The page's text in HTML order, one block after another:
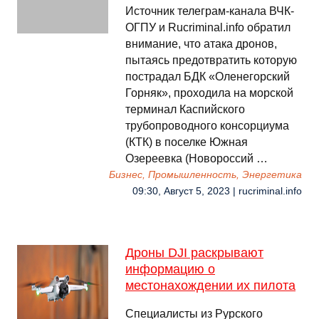
Источник телеграм-канала ВЧК-
ОГПУ и Rucriminal.info обратил
внимание, что атака дронов,
пытаясь предотвратить которую
пострадал БДК «Оленегорский
Горняк», проходила на морской
терминал Каспийского
трубопроводного консорциума
(КТК) в поселке Южная
Озереевка (Новороссий …
Бизнес, Промышленность, Энергетика
09:30, Август 5, 2023 | rucriminal.info
Дроны DJI раскрывают
информацию о
местонахождении их пилота
Специалисты из Рурского